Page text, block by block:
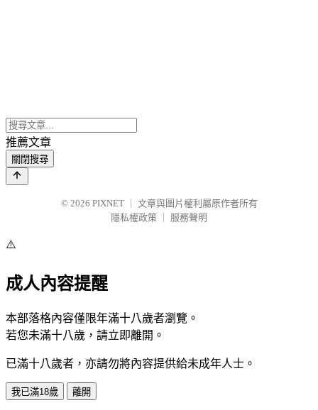
推薦文章
關閉搜尋
© 2026 PIXNET
文章與圖片權利屬原作者所有
隱私權政策
服務聲明
⚠️
成人內容提醒
本部落格內容僅限年滿十八歲者瀏覽。
若您未滿十八歲，請立即離開。
已滿十八歲者，亦請勿將內容提供給未成年人士。
我已滿18歲 離開